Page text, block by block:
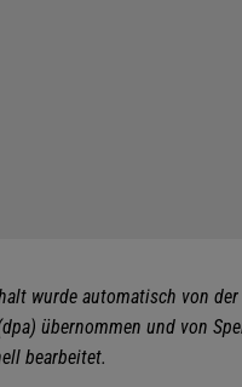
wurde automatisch von der
übernommen und von
bearbeitet.